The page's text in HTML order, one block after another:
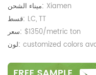
ميناء الشحن: Xiamen
قسط: LC, TT
سعر: $1350/metric ton
لون: customized colors